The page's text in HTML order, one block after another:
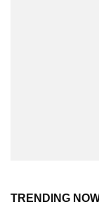
TRENDING